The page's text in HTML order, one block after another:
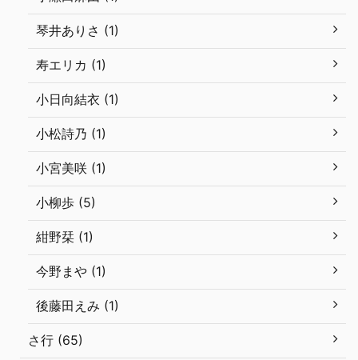
琴井ありさ (1)
寿エリカ (1)
小日向結衣 (1)
小松詩乃 (1)
小宮美咲 (1)
小柳歩 (5)
紺野栞 (1)
今野まや (1)
後藤田えみ (1)
さ行 (65)